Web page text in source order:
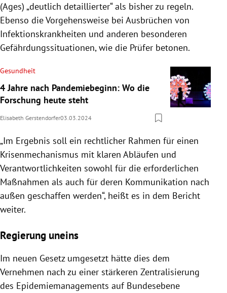
(Ages) „deutlich detaillierter“ als bisher zu regeln.
Ebenso die Vorgehensweise bei Ausbrüchen von
Infektionskrankheiten und anderen besonderen
Gefährdungssituationen, wie die Prüfer betonen.
Gesundheit
4 Jahre nach Pandemiebeginn: Wo die
Forschung heute steht
Elisabeth Gerstendorfer03.03.2024
„Im Ergebnis soll ein rechtlicher Rahmen für einen
Krisenmechanismus mit klaren Abläufen und
Verantwortlichkeiten sowohl für die erforderlichen
Maßnahmen als auch für deren Kommunikation nach
außen geschaffen werden“, heißt es in dem Bericht
weiter.
Regierung uneins
Im neuen Gesetz umgesetzt hätte dies dem
Vernehmen nach zu einer stärkeren Zentralisierung
des Epidemiemanagements auf Bundesebene